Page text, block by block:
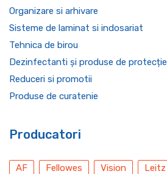
Organizare si arhivare
Sisteme de laminat si indosariat
Tehnica de birou
Dezinfectanti și produse de protecție
Reduceri si promotii
Produse de curatenie
Producatori
AF Fellowes Vision Leitz